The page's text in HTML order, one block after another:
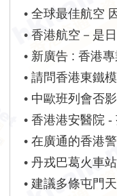
•全球最佳航空
•香港航空－是
• 新廣告 : 香港
•請問香港東鐵
• 中歐班列會否
•香港港安醫院 -
•在廣通的香港
•丹戎巴葛火車
•建議多條屯門